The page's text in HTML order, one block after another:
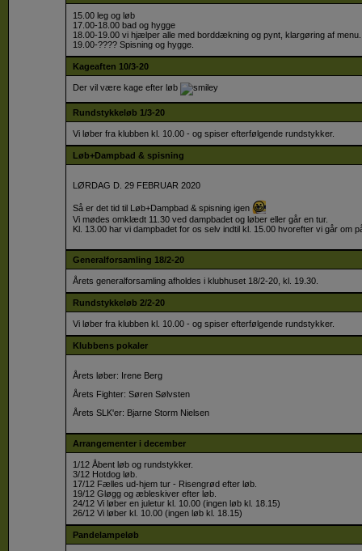
15.00 leg og løb
17.00-18.00 bad og hygge
18.00-19.00 vi hjælper alle med borddækning og pynt, klargøring af
19.00-???? Spisning og hygge.
Kageaften 10/3-20
Der vil være kage efter løb
Rundstykkeløb 1/3-20
Vi løber fra klubben kl. 10.00 - og spiser efterfølgende rundstykker.
Løb+Dampbad & spisning
LØRDAG D. 29 FEBRUAR 2020
Så er det tid til Løb+Dampbad & spisning igen 😃
Vi mødes omklædt 11.30 ved dampbadet og løber eller går en tur.
Kl. 13.00 har vi dampbadet for os selv indtil kl. 15.00 hvorefter vi går om
Generalforsamling 18/2-20
Årets generalforsamling afholdes i klubhuset 18/2-20, kl. 19.30.
Rundstykkeløb 2/2-20
Vi løber fra klubben kl. 10.00 - og spiser efterfølgende rundstykker.
Klubbens pokaler
Årets løber: Irene Berg
Årets Fighter: Søren Sølvsten
Årets SLK'er: Bjarne Storm Nielsen
Arrangementer i december
1/12 Åbent løb og rundstykker.
3/12 Hotdog løb.
17/12 Fælles ud-hjem tur - Risengrød efter løb.
19/12 Gløgg og æbleskiver efter løb.
24/12 Vi løber en juletur kl. 10.00 (ingen løb kl. 18.15)
26/12 Vi løber kl. 10.00 (ingen løb kl. 18.15)
Pandelampeløb